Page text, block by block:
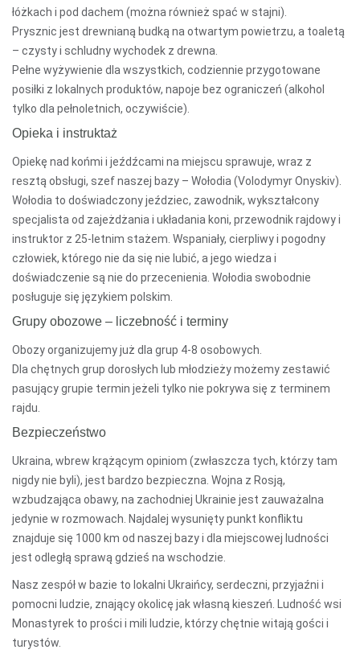
łóżkach i pod dachem (można również spać w stajni).
Prysznic jest drewnianą budką na otwartym powietrzu, a toaletą
– czysty i schludny wychodek z drewna.
Pełne wyżywienie dla wszystkich, codziennie przygotowane
posiłki z lokalnych produktów, napoje bez ograniczeń (alkohol
tylko dla pełnoletnich, oczywiście).
Opieka i instruktaż
Opiekę nad końmi i jeźdźcami na miejscu sprawuje, wraz z
resztą obsługi, szef naszej bazy – Wołodia (Volodymyr Onyskiv).
Wołodia to doświadczony jeździec, zawodnik, wykształcony
specjalista od zajeżdżania i układania koni, przewodnik rajdowy i
instruktor z 25-letnim stażem. Wspaniały, cierpliwy i pogodny
człowiek, którego nie da się nie lubić, a jego wiedza i
doświadczenie są nie do przecenienia. Wołodia swobodnie
posługuje się językiem polskim.
Grupy obozowe – liczebność i terminy
Obozy organizujemy już dla grup 4-8 osobowych.
Dla chętnych grup dorosłych lub młodzieży możemy zestawić
pasujący grupie termin jeżeli tylko nie pokrywa się z terminem
rajdu.
Bezpieczeństwo
Ukraina, wbrew krążącym opiniom (zwłaszcza tych, którzy tam
nigdy nie byli), jest bardzo bezpieczna. Wojna z Rosją,
wzbudzająca obawy, na zachodniej Ukrainie jest zauważalna
jedynie w rozmowach. Najdalej wysunięty punkt konfliktu
znajduje się 1000 km od naszej bazy i dla miejscowej ludności
jest odległą sprawą gdzieś na wschodzie.
Nasz zespół w bazie to lokalni Ukraińcy, serdeczni, przyjaźni i
pomocni ludzie, znający okolicę jak własną kieszeń. Ludność wsi
Monastyrek to prości i mili ludzie, którzy chętnie witają gości i
turystów.